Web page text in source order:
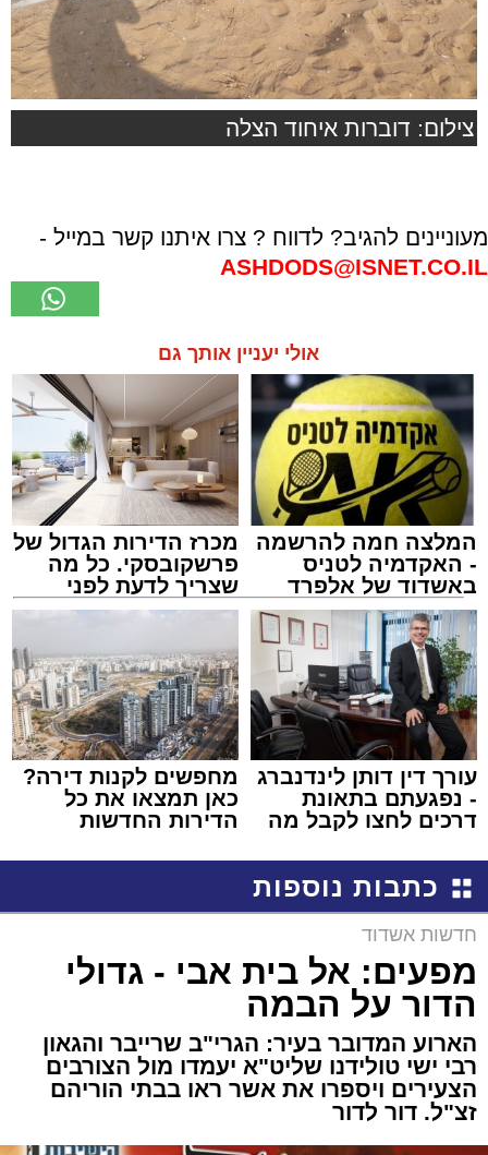
צילום: דוברות איחוד הצלה
מעוניינים להגיב? לדווח ? צרו איתנו קשר במייל -
ASHDODS@ISNET.CO.IL
אולי יעניין אותך גם
המלצה חמה להרשמה
- האקדמיה לטניס
באשדוד של אלפרד
קריאולנסקי - לילדים
מכרז הדירות הגדול של
פרשקובסקי. כל מה
שצריך לדעת לפני
שמגישים הצעה לדירה
עורך דין דותן לינדנברג
- נפגעתם בתאונת
דרכים לחצו לקבל מה
מחפשים לקנות דירה?
כאן תמצאו את כל
הדירות החדשות
כתבות נוספות
חדשות אשדוד
מפעים: אל בית אבי - גדולי
הדור על הבמה
הארוע המדובר בעיר: הגרי"ב שרייבר והגאון
רבי ישי טולידנו שליט"א יעמדו מול הצורבים
הצעירים ויספרו את אשר ראו בבתי הוריהם
זצ"ל. דור לדור